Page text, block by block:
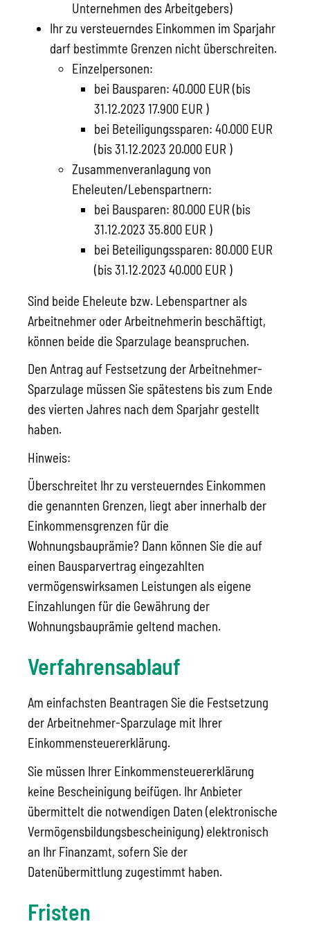
Unternehmen des Arbeitgebers)
Ihr zu versteuerndes Einkommen im Sparjahr
darf bestimmte Grenzen nicht überschreiten.
Einzelpersonen:
bei Bausparen: 40.000 EUR (bis
31.12.2023 17.900 EUR )
bei Beteiligungssparen: 40.000 EUR
(bis 31.12.2023 20.000 EUR )
Zusammenveranlagung von
Eheleuten/Lebenspartnern:
bei Bausparen: 80.000 EUR (bis
31.12.2023 35.800 EUR )
bei Beteiligungssparen: 80.000 EUR
(bis 31.12.2023 40.000 EUR )
Sind beide Eheleute bzw. Lebenspartner als
Arbeitnehmer oder Arbeitnehmerin beschäftigt,
können beide die Sparzulage beanspruchen.
Den Antrag auf Festsetzung der Arbeitnehmer-
Sparzulage müssen Sie spätestens bis zum Ende
des vierten Jahres nach dem Sparjahr gestellt
haben.
Hinweis:
Überschreitet Ihr zu versteuerndes Einkommen
die genannten Grenzen, liegt aber innerhalb der
Einkommensgrenzen für die
Wohnungsbauprämie? Dann können Sie die auf
einen Bausparvertrag eingezahlten
vermögenswirksamen Leistungen als eigene
Einzahlungen für die Gewährung der
Wohnungsbauprämie geltend machen.
Verfahrensablauf
Am einfachsten Beantragen Sie die Festsetzung
der Arbeitnehmer-Sparzulage mit Ihrer
Einkommensteuererklärung.
Sie müssen Ihrer Einkommensteuererklärung
keine Bescheinigung beifügen. Ihr Anbieter
übermittelt die notwendigen Daten (elektronische
Vermögensbildungsbescheinigung) elektronisch
an Ihr Finanzamt, sofern Sie der
Datenübermittlung zugestimmt haben.
Fristen